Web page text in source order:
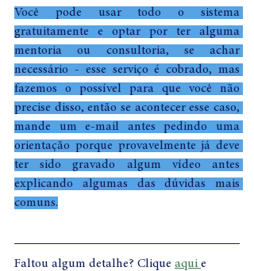
Você pode usar todo o sistema
gratuitamente e optar por ter alguma
mentoria ou consultoria, se achar
necessário - esse serviço é cobrado, mas
fazemos o possível para que você não
precise disso, então se acontecer esse caso,
mande um e-mail antes pedindo uma
orientação porque provavelmente já deve
ter sido gravado algum vídeo antes
explicando algumas das dúvidas mais
comuns.
Faltou algum detalhe? Clique aqui e